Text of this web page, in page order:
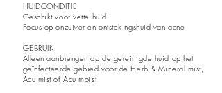
HUIDCONDITIE
Geschikt voor vette huid.
Focus op onzuiver en ontstekingshuid van acne
GEBRUIK
Alleen aanbrengen op de gereinigde huid op het
geïnfecteerde gebied vóór de Herb & Mineral mist,
Acu mist of Acu moist